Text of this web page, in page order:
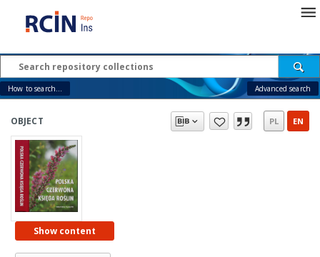
How to search... Advanced search
OBJECT PL EN
Show content